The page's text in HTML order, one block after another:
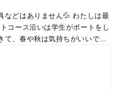
などはありません💦 わたしは最
コース沿いは学生がボートをし
、春や秋は気持ちがいいです
第1土曜日に対岸の板橋と同時